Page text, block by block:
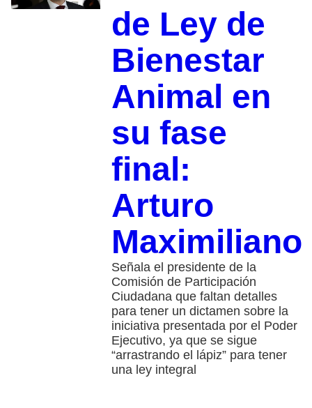
de Ley de
Bienestar
Animal en
su fase
final:
Arturo
Maximiliano
Señala el presidente de la
Comisión de Participación
Ciudadana que faltan detalles
para tener un dictamen sobre la
iniciativa presentada por el Poder
Ejecutivo, ya que se sigue
“arrastrando el lápiz” para tener
una ley integral